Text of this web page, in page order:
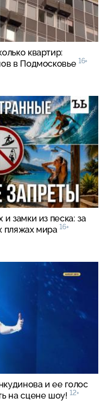
квартир:
в Подмосковье 16+
замки из песка: за
пляжах мира 16+
и ее голос
на сцене шоу! 12+